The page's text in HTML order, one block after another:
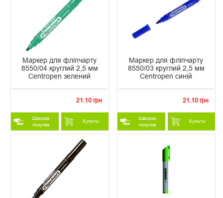
Маркер для фліпчарту
8550/04 круглий 2,5 мм
Centropen зелений
21.10 грн
Швидка
покупка
Купити
Маркер для фліпчарту
8550/03 круглий 2,5 мм
Centropen синій
21.10 грн
Швидка
покупка
Купити